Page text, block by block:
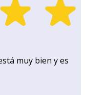
muy bien y es